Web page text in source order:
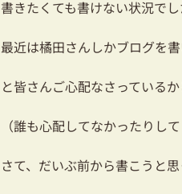
書きたくても書けない状況で
最近は橘田さんしかブログを
と皆さんご心配なさっている
（誰も心配してなかったりし
さて、だいぶ前から書こうと